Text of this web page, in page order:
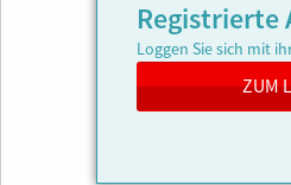
Registrierte
Loggen Sie sich mit
ZUM